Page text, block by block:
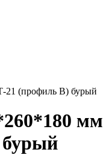
21 (профиль B) бурый
мм